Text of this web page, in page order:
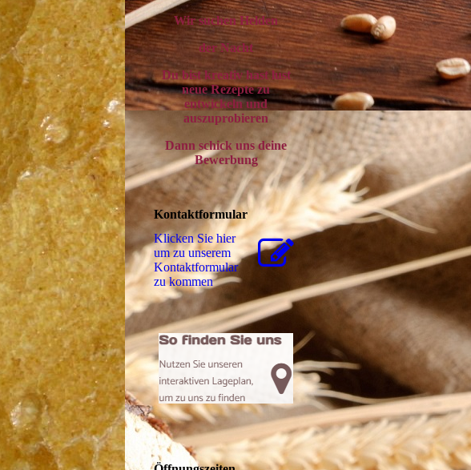
Wir suchen Helden
der Nacht
Du bist kreativ hast lust
neue Rezepte zu
entwickeln und
auszuprobieren
Dann schick uns deine
Bewerbung
Kontaktformular
Klicken Sie hier
um zu unserem
Kon­takt­for­mu­lar
zu kommen